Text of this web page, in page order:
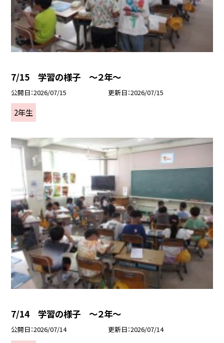
7/15 学習の様子 ～２年～
公開日 2026/07/15 更新日 2026/07/15
2年生
7/14 学習の様子 ～２年～
公開日 2026/07/14 更新日 2026/07/14